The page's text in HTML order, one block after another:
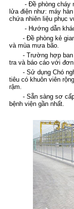
- Đề phòng cháy
lửa điện như: máy
chứa nhiên liệu phục
- Hướng dẫn khách
- Đề phòng kẻ gian
và mùa mưa bão.
- Trường hợp ban
tra và báo cáo với
- Sử dụng Chó
tiêu có khuôn viên
rậm.
- Sẵn sàng sơ cấp
bệnh viện gần nhất.